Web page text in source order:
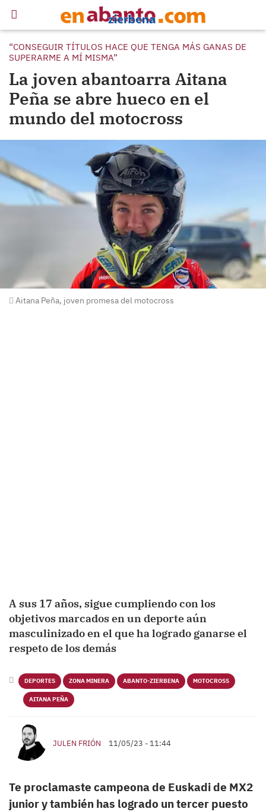
“CONSEGUIR TÍTULOS HACE QUE TENGA MÁS GANAS DE
SUPERARME A MÍ MISMA”
La joven abantoarra Aitana
Peña se abre hueco en el
mundo del motocross
Aitana Peña, joven promesa del motocross
A sus 17 años, sigue cumpliendo con los
objetivos marcados en un deporte aún
masculinizado en el que ha logrado ganarse el
respeto de los demás
DEPORTES ZONA MINERA ABANTO-ZIERBENA MOTOCROSS
AITANA PEÑA
JULEN FRIÓN 11/05/23 - 11:44
Te proclamaste campeona de Euskadi de MX2
junior y también has logrado un tercer puesto